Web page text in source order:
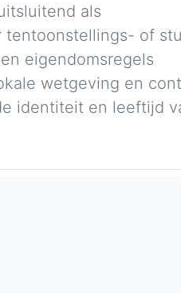
als
tentoonstellings- of
eigendomsregels
wetgeving en
identiteit en leeftijd